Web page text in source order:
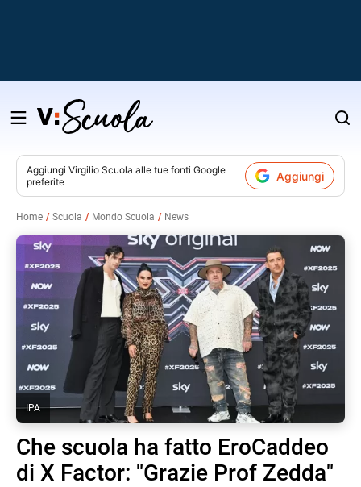
Salta
contenuto
Aggiungi Virgilio Scuola alle tue fonti Google
preferite
Aggiungi
Home Scuola Mondo Scuola News
IPA
Che scuola ha fatto EroCaddeo
di X Factor: "Grazie Prof Zedda"